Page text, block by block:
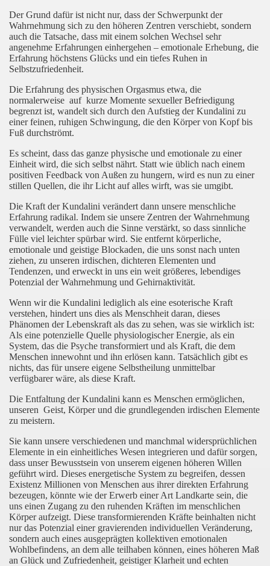
Der Grund dafür ist nicht nur, dass der Schwerpunkt der
Wahrnehmung sich zu den höheren Zentren verschiebt, sondern
auch die Tatsache, dass mit einem solchen Wechsel sehr
angenehme Erfahrungen einhergehen – emotionale Erhebung, die
Erfahrung höchstens Glücks und ein tiefes Ruhen in
Selbstzufriedenheit.
Die Erfahrung des physischen Orgasmus etwa, die
normalerweise auf kurze Momente sexueller Befriedigung
begrenzt ist, wandelt sich durch den Aufstieg der Kundalini zu
einer feinen, ruhigen Schwingung, die den Körper von Kopf bis
Fuß durchströmt.
Es scheint, dass das ganze physische und emotionale zu einer
Einheit wird, die sich selbst nährt. Statt wie üblich nach einem
positiven Feedback von Außen zu hungern, wird es nun zu einer
stillen Quellen, die ihr Licht auf alles wirft, was sie umgibt.
Die Kraft der Kundalini verändert dann unsere menschliche
Erfahrung radikal. Indem sie unsere Zentren der Wahrnehmung
verwandelt, werden auch die Sinne verstärkt, so dass sinnliche
Fülle viel leichter spürbar wird. Sie entfernt körperliche,
emotionale und geistige Blockaden, die uns sonst nach unten
ziehen, zu unseren irdischen, dichteren Elementen und
Tendenzen, und erweckt in uns ein weit größeres, lebendiges
Potenzial der Wahrnehmung und Gehirnaktivität.
Wenn wir die Kundalini lediglich als eine esoterische Kraft
verstehen, hindert uns dies als Menschheit daran, dieses
Phänomen der Lebenskraft als das zu sehen, was sie wirklich ist:
Als eine potenzielle Quelle physiologischer Energie, als ein
System, das die Psyche transformiert und als Kraft, die dem
Menschen innewohnt und ihn erlösen kann. Tatsächlich gibt es
nichts, das für unsere eigene Selbstheilung unmittelbar
verfügbarer wäre, als diese Kraft.
Die Entfaltung der Kundalini kann es Menschen ermöglichen,
unseren Geist, Körper und die grundlegenden irdischen Elemente
zu meistern.
Sie kann unsere verschiedenen und manchmal widersprüchlichen
Elemente in ein einheitliches Wesen integrieren und dafür sorgen,
dass unser Bewusstsein von unserem eigenen höheren Willen
geführt wird. Dieses energetische System zu begreifen, dessen
Existenz Millionen von Menschen aus ihrer direkten Erfahrung
bezeugen, könnte wie der Erwerb einer Art Landkarte sein, die
uns einen Zugang zu den ruhenden Kräften im menschlichen
Körper aufzeigt. Diese transformierenden Kräfte beinhalten nicht
nur das Potenzial einer gravierenden individuellen Veränderung,
sondern auch eines ausgeprägten kollektiven emotionalen
Wohlbefindens, an dem alle teilhaben können, eines höheren Maß
an Glück und Zufriedenheit, geistiger Klarheit und echten